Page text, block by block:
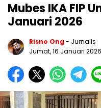
Mubes IKA FIP
Januari 2026
Risno Ong- Jurnalis
Jumat, 16 Januari 2026